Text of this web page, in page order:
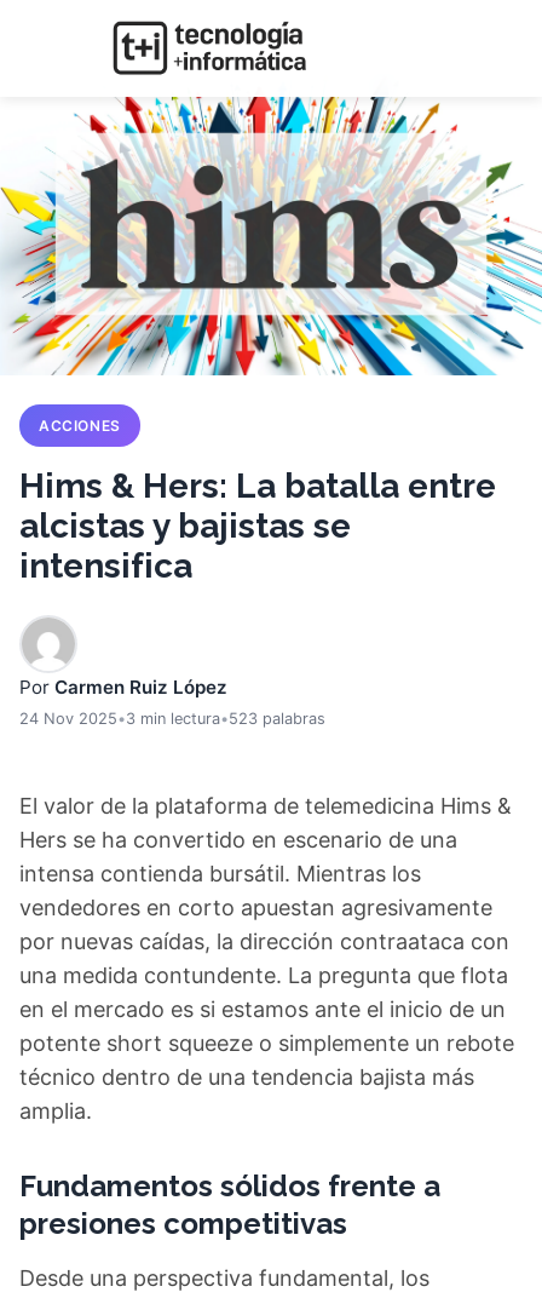
ACCIONES
Hims & Hers: La batalla entre
alcistas y bajistas se
intensifica
Por Carmen Ruiz López
24 Nov 2025•3 min lectura•523 palabras
El valor de la plataforma de telemedicina Hims &
Hers se ha convertido en escenario de una
intensa contienda bursátil. Mientras los
vendedores en corto apuestan agresivamente
por nuevas caídas, la dirección contraataca con
una medida contundente. La pregunta que flota
en el mercado es si estamos ante el inicio de un
potente short squeeze o simplemente un rebote
técnico dentro de una tendencia bajista más
amplia.
Fundamentos sólidos frente a
presiones competitivas
Desde una perspectiva fundamental, los